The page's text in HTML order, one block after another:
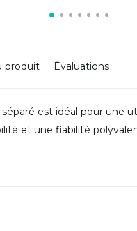
produit Évaluations
est idéal pour une
et une fiabilité